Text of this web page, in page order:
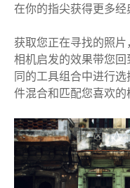
在你的指尖获得更多经
获取您正在寻找的照
相机启发的效果带您
同的工具组合中进行
件混合和匹配您喜欢的